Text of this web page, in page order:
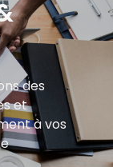
des
et
à vos